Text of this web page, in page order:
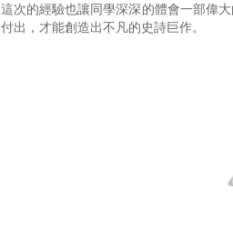
這次的經驗也讓同學深深的體會一部偉
付出，才能創造出不凡的史詩巨作。